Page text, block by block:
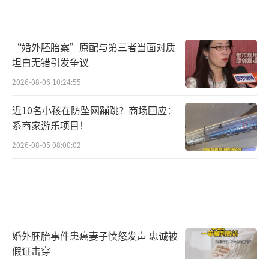
“婚外胚胎案”原配与第三者当面对质
坦白无错引发争议
2026-08-06 10:24:55
近10名小孩在防坠网蹦跳？商场回应：
系商家游乐项目！
2026-08-05 08:00:02
婚外胚胎事件患癌妻子愤怒发声 忠诚被
假证击穿